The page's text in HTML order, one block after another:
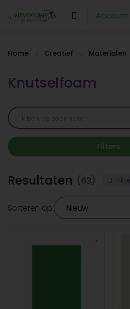
Account
Home Creatief Materialen
Knutselfoam
Filters
Resultaten (63)
Sorteren op: